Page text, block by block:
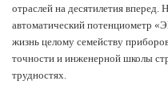
отраслей на десятилетия вперед.
автоматический потенциометр
жизнь целому семейству
точности и инженерной школы
трудностях.